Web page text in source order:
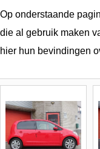
Op onderstaande
die al gebruik maken
hier hun bevindingen